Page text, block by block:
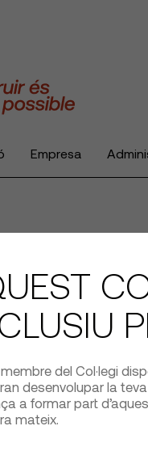
Empresa
del Col·legi
desenvolupar la
a formar part
mateix.